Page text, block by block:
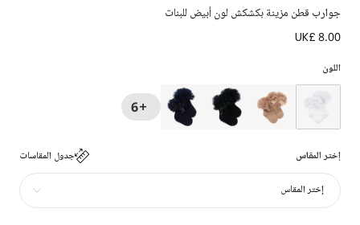
جوارب قطن مزينة بكشكش لون أبيض للبنات
UK£ 8.00
اللون
+6
إختر المقاس جدول المقاسات
إختر المقاس